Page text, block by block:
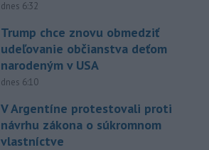
dnes 6:32
Trump chce znovu obmedziť
udeľovanie občianstva deťom
narodeným v USA
dnes 6:10
V Argentíne protestovali proti
návrhu zákona o súkromnom
vlastníctve